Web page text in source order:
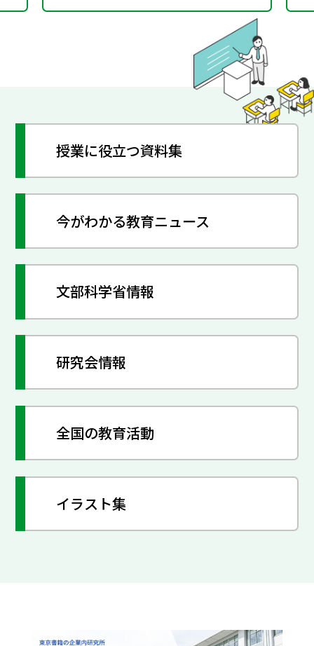
授業に役立つ資料集
今がわかる教育ニュース
文部科学省情報
研究会情報
全国の教育活動
イラスト集